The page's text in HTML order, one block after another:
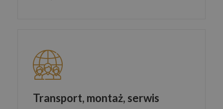
Transport, montaż, serwis